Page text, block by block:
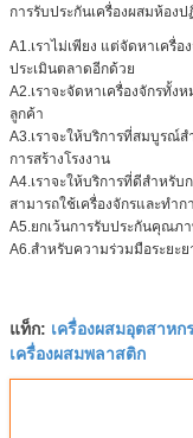
การรับประกันเครื่องผสมห้อง
A1.เราไม่เพียง แต่จัดหาเครื่
ประเมินตลาดอีกด้วย
A2.เราจะจัดหาเครื่องจักรทั้
ลูกค้า
A3.เราจะให้บริการที่สมบูรณ์
การสร้างโรงงาน
A4.เราจะให้บริการที่ดีสำหรับ
สามารถใช้เครื่องจักรและทำ
A5.ยกเว้นการรับประกันคุณภ
A6.สำหรับความร่วมมือระยะ
แท็ก: เครื่องผสมอุตสาหก
เครื่องผสมพลาสติก